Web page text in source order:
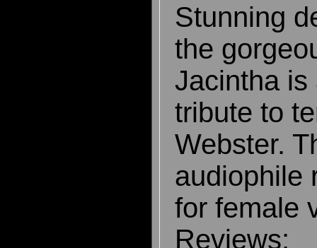
Stunning
the
Jacintha is
tribute to
Webster.
audiophile
for female
Reviews: